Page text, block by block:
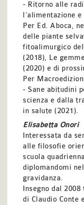
- Ritorno alle
l’alimentazione
Per Ed. Aboca,
delle piante
fitoalimurgico
(2018), Le
(2020) e di
Per
- Sane abitudini
scienza e dalla
in salute (2021).
Elisabetta Onori
Interessata da
alle filosofie
scuola
diplomandomi
gravidanza.
Insegno dal
di Claudio Conte